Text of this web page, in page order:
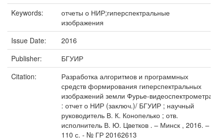
Keywords:
отчеты о НИР;гиперспектральные
изображения
Issue Date:
2016
Publisher:
БГУИР
Citation:
Разработка алгоритмов и программных
средств формирования гиперспектральных
изображений земли Фурье-видеоспектрометра
: отчет о НИР (заключ.)/ БГУИР ; научный
руководитель В. К. Конопелько ; отв.
исполнитель В. Ю. Цветков . – Минск , 2016. –
110 с. - № ГР 20162613